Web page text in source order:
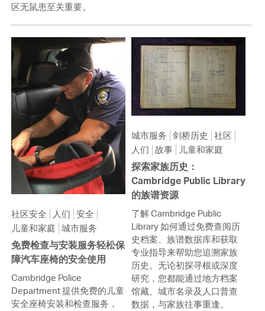
区无鼠患至关重要。
社区安全 人们 安全
儿童和家庭 城市服务
免费检查与安装服务轻松保
障汽车座椅的安全使用
Cambridge Police
Department 提供免费的儿童
安全座椅安装和检查服务，
城市服务 剑桥历史
社区
人们 故事 儿童和家庭
探索家族历史：
Cambridge Public Library
的族谱资源
了解 Cambridge Public
Library 如何通过免费查阅历
史档案、族谱数据库和获取
专业指导来帮助您追溯家族
历史。无论初探寻根或深度
研究，您都能通过地方档案
馆藏、城市名录及人口普查
数据，与家族往事重逢。